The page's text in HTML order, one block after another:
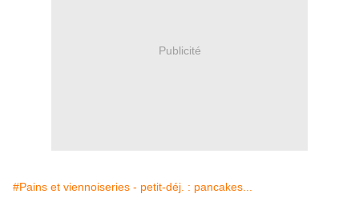
Publicité
#Pains et viennoiseries - petit-déj. : pancakes...